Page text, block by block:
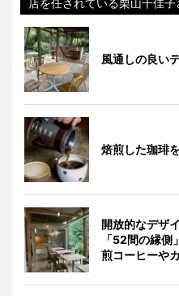
店を任されている栗山千佳子
風通しの良い
焙煎した珈琲
開放的なデザ
「52間の縁
煎コーヒーや